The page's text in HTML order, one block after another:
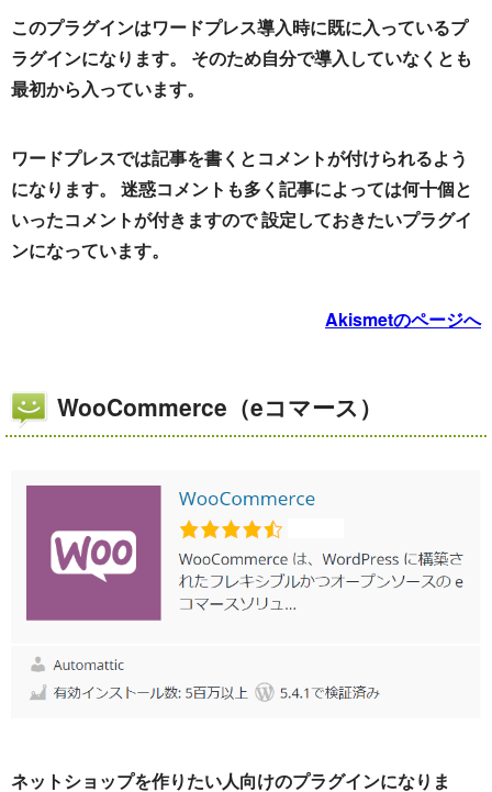
このプラグインはワードプレス導入時に既に入っているプ
ラグインになります。 そのため自分で導入していなくとも
最初から入っています。
ワードプレスでは記事を書くとコメントが付けられるよう
になります。 迷惑コメントも多く記事によっては何十個と
いったコメントが付きますので 設定しておきたいプラグイ
ンになっています。
Akismetのページへ
WooCommerce（eコマース）
ネットショップを作りたい人向けのプラグインになりま